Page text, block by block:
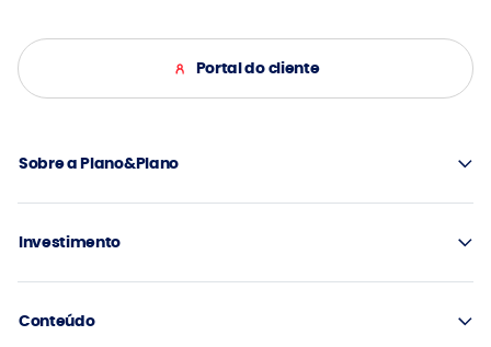
Portal do cliente
Sobre a Plano&Plano
Investimento
Conteúdo